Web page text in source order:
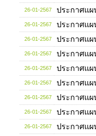
26-01-2567 ประกาศแผ
26-01-2567 ประกาศแผ
26-01-2567 ประกาศแผ
26-01-2567 ประกาศแผ
26-01-2567 ประกาศแผ
26-01-2567 ประกาศแผ
26-01-2567 ประกาศแผ
26-01-2567 ประกาศแผ
26-01-2567 ประกาศแผ